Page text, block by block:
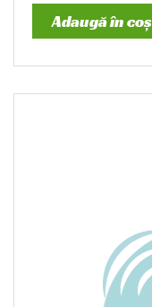
Adaugă în coș